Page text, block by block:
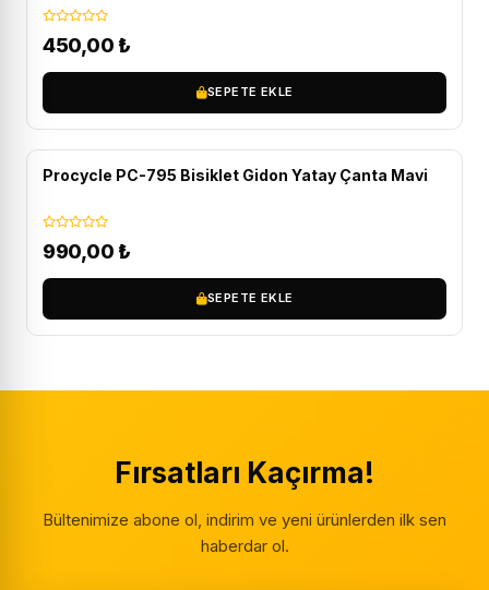
450,00 ₺
SEPETE EKLE
Procycle PC-795 Bisiklet Gidon Yatay Çanta Mavi
990,00 ₺
SEPETE EKLE
Fırsatları Kaçırma!
Bültenimize abone ol, indirim ve yeni ürünlerden ilk sen
haberdar ol.